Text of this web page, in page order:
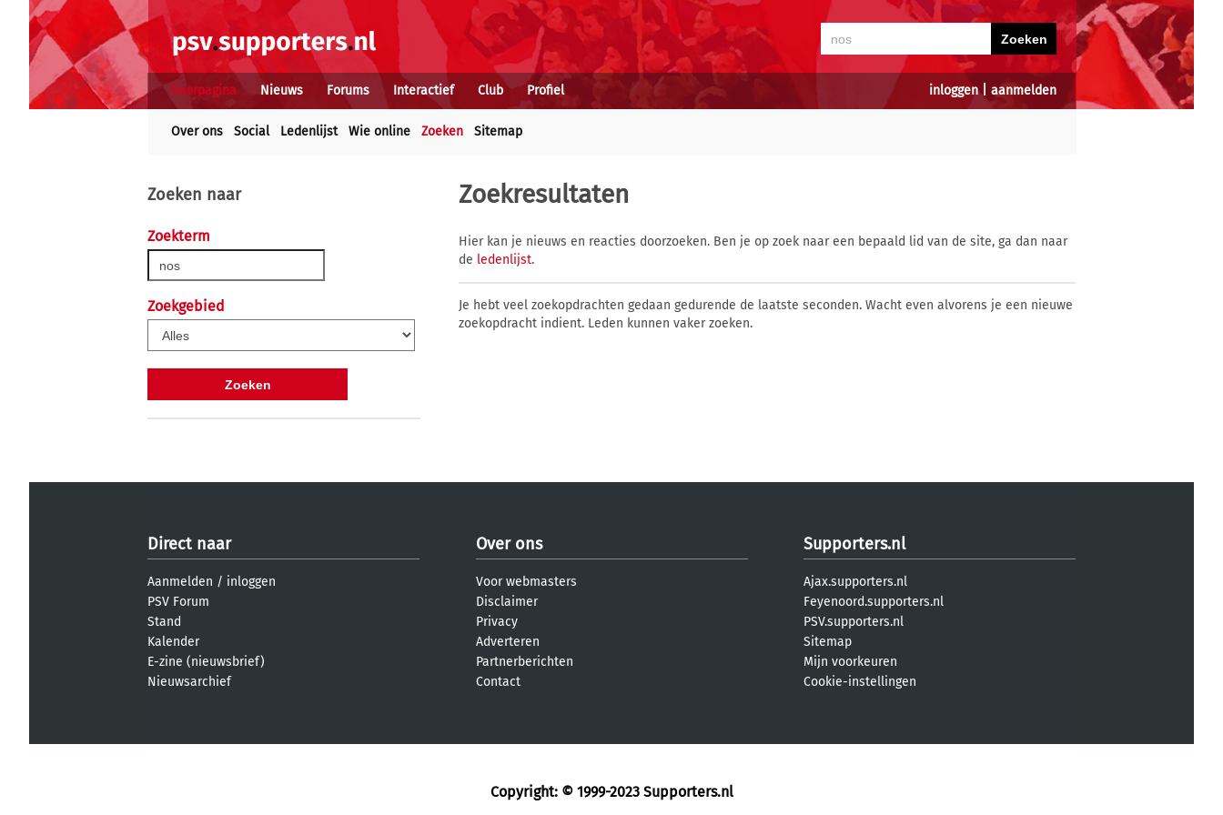
inloggen| aanmelden
Voorpagina Nieuws Forums Interactief Club Profiel
Over ons Social Ledenlijst Wie online Zoeken Sitemap
Zoeken naar
Zoekterm
Zoekgebied
Zoekresultaten
Hier kan je nieuws en reacties doorzoeken. Ben je op zoek naar een bepaald lid van de site, ga dan naar
de ledenlijst.
Je hebt veel zoekopdrachten gedaan gedurende de laatste seconden. Wacht even alvorens je een nieuwe
zoekopdracht indient. Leden kunnen vaker zoeken.
Direct naar
Aanmelden / inloggen
PSV Forum
Stand
Kalender
E-zine (nieuwsbrief)
Nieuwsarchief
Over ons
Voor webmasters
Disclaimer
Privacy
Adverteren
Partnerberichten
Contact
Supporters.nl
Ajax.supporters.nl
Feyenoord.supporters.nl
PSV.supporters.nl
Sitemap
Mijn voorkeuren
Cookie-instellingen
Copyright: © 1999-2023 Supporters.nl